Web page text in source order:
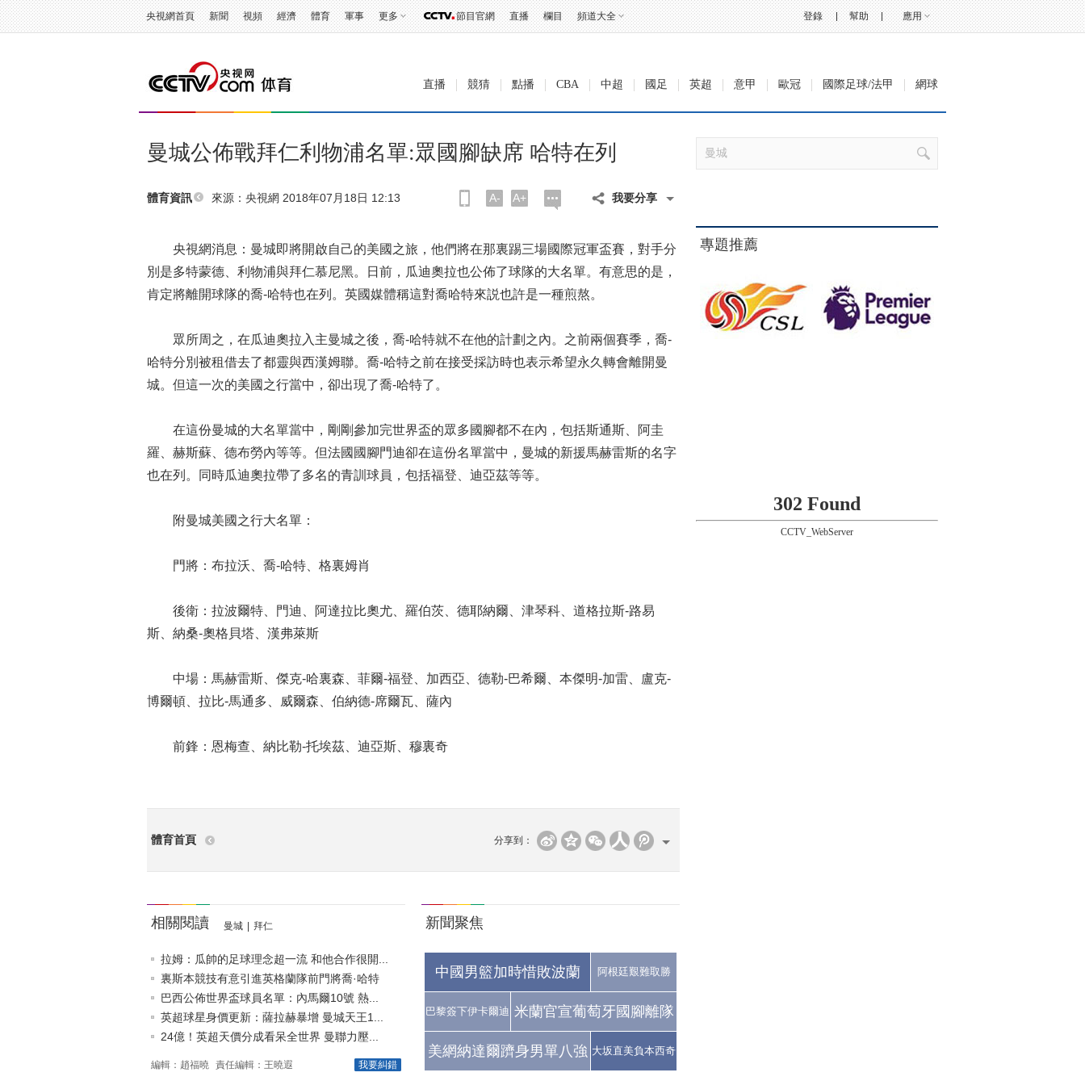
央視網首頁 新聞 視頻 經濟 體育 軍事 更多 節目官網 直播 欄目 頻道大全 幫助 應用
登錄
直播 競猜 點播 CBA 中超 國足 英超 意甲 歐冠 國際足球/法甲 網球
曼城公佈戰拜仁利物浦名單:眾國腳缺席 哈特在列
體育資訊 來源：央視網 2018年07月18日 12:13 A- A+ 我要分享
央視網消息：曼城即將開啟自己的美國之旅，他們將在那裏踢三場國際冠軍盃賽，對手分
別是多特蒙德、利物浦與拜仁慕尼黑。日前，瓜迪奧拉也公佈了球隊的大名單。有意思的是，
肯定將離開球隊的喬-哈特也在列。英國媒體稱這對喬哈特來説也許是一種煎熬。
眾所周之，在瓜迪奧拉入主曼城之後，喬-哈特就不在他的計劃之內。之前兩個賽季，喬-
哈特分別被租借去了都靈與西漢姆聯。喬-哈特之前在接受採訪時也表示希望永久轉會離開曼
城。但這一次的美國之行當中，卻出現了喬-哈特了。
在這份曼城的大名單當中，剛剛參加完世界盃的眾多國腳都不在內，包括斯通斯、阿圭
羅、赫斯蘇、德布勞內等等。但法國國腳門迪卻在這份名單當中，曼城的新援馬赫雷斯的名字
也在列。同時瓜迪奧拉帶了多名的青訓球員，包括福登、迪亞茲等等。
附曼城美國之行大名單：
門將：布拉沃、喬-哈特、格裏姆肖
後衛：拉波爾特、門迪、阿達拉比奧尤、羅伯茨、德耶納爾、津琴科、道格拉斯-路易
斯、納桑-奧格貝塔、漢弗萊斯
中場：馬赫雷斯、傑克-哈裏森、菲爾-福登、加西亞、德勒-巴希爾、本傑明-加雷、盧克-
博爾頓、拉比-馬通多、威爾森、伯納德-席爾瓦、薩內
前鋒：恩梅查、納比勒-托埃茲、迪亞斯、穆裏奇
體育首頁 分享到：
相關閱讀 曼城 拜仁
拉姆：瓜帥的足球理念超一流 和他合作很開...
裏斯本競技有意引進英格蘭隊前門將喬·哈特
巴西公佈世界盃球員名單：內馬爾10號 熱...
英超球星身價更新：薩拉赫暴增 曼城天王1...
24億！英超天價分成看呆全世界 曼聯力壓...
我要糾錯
編輯：趙福曉 責任編輯：王曉遐
新聞聚焦
中國男籃加時惜敗波蘭 阿根廷艱難取勝
巴黎簽下伊卡爾迪 米蘭官宣葡萄牙國腳離隊
美網納達爾躋身男單八強 大坂直美負本西奇
專題推薦
302 Found
CCTV_WebServer